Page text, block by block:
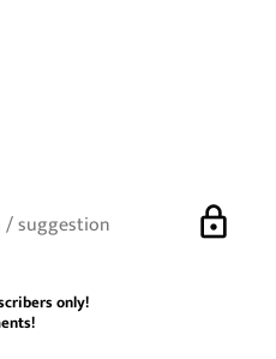
lock
only!